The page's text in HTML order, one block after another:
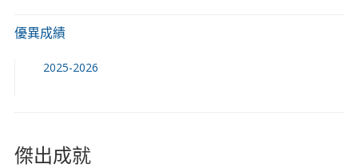
優異成績
2025-2026
傑出成就